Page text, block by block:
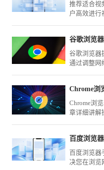
推荐适合视
户高效进行
谷歌浏览
谷歌浏览器
通过调整网
Chrome浏
Chrome浏
章详细讲解
百度浏览
决您在浏览